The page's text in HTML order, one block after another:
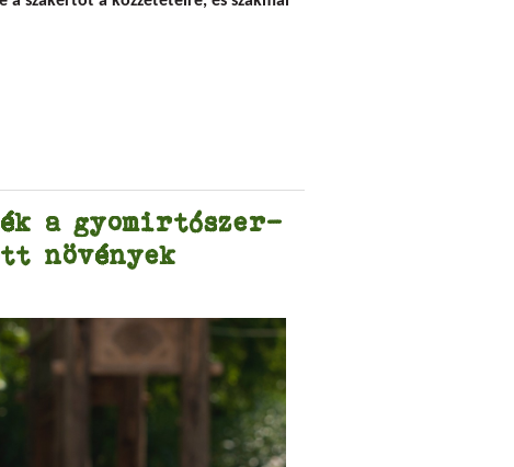
a gyomirtószer-
növények